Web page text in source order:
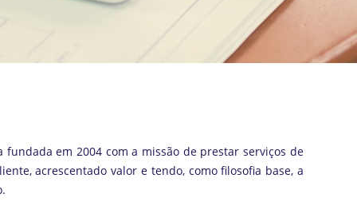
em 2004 com a missão de prestar serviços de
acrescentado valor e tendo, como filosofia base, a